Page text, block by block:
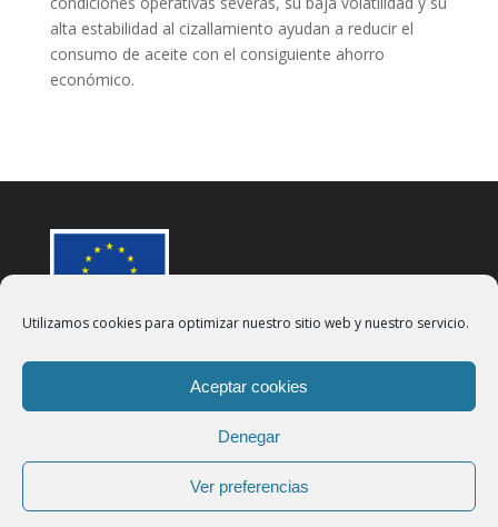
Utilizamos cookies para optimizar nuestro sitio web y nuestro servicio.
Aceptar cookies
Denegar
Ver preferencias
alta estabilidad al cizallamiento ayudan a reducir el
consumo de aceite con el consiguiente ahorro
económico.
Aviso Legal
Política de Privacidad
Política de cookies